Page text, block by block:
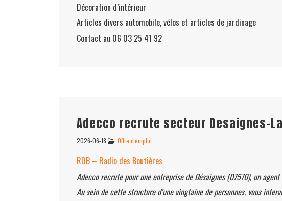
Décoration d’intérieur
Articles divers automobile, vélos et articles de jardinage
Contact au 06 03 25 41 92
Adecco recrute secteur Desaignes-
2026-06-18 Offre d'emploi
RDB – Radio des Boutières
Adecco recrute pour une entreprise de Désaignes (07570), un
Au sein de cette structure d’une vingtaine de personnes, vous